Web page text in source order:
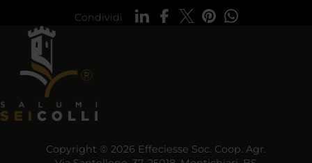
Condividi
Copyright © 2026 Effeciesse Soc. Coop. Agr.